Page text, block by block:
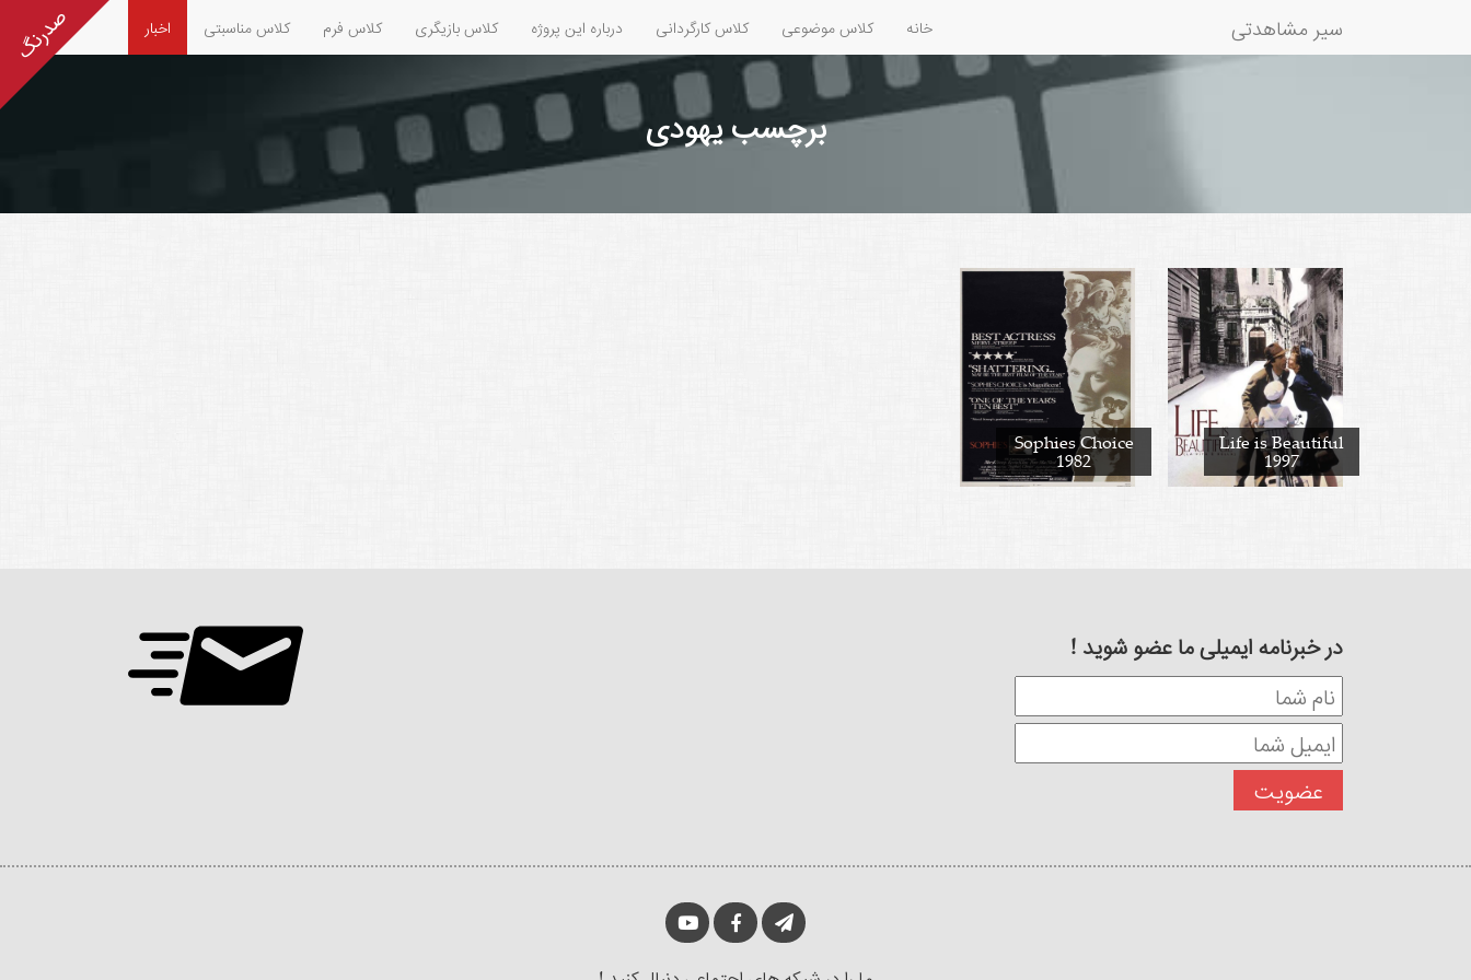
سیر مشاهدتی خانه کلاس موضوعی کلاس کارگردانی درباره این پروژه کلاس بازیگری کلاس فرم کلاس مناسبتی اخبار
برچسب یهودی
Life is Beautiful
1997
Sophies Choice
1982
در خبرنامه ایمیلی ما عضو شوید !